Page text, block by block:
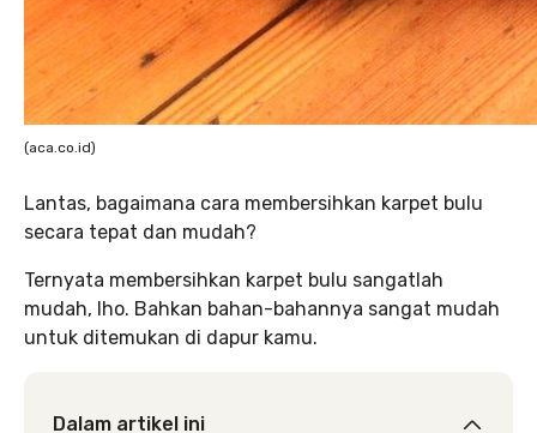
(aca.co.id)
Lantas, bagaimana cara membersihkan karpet bulu
secara tepat dan mudah?
Ternyata membersihkan karpet bulu sangatlah
mudah, lho. Bahkan bahan-bahannya sangat mudah
untuk ditemukan di dapur kamu.
Dalam artikel ini